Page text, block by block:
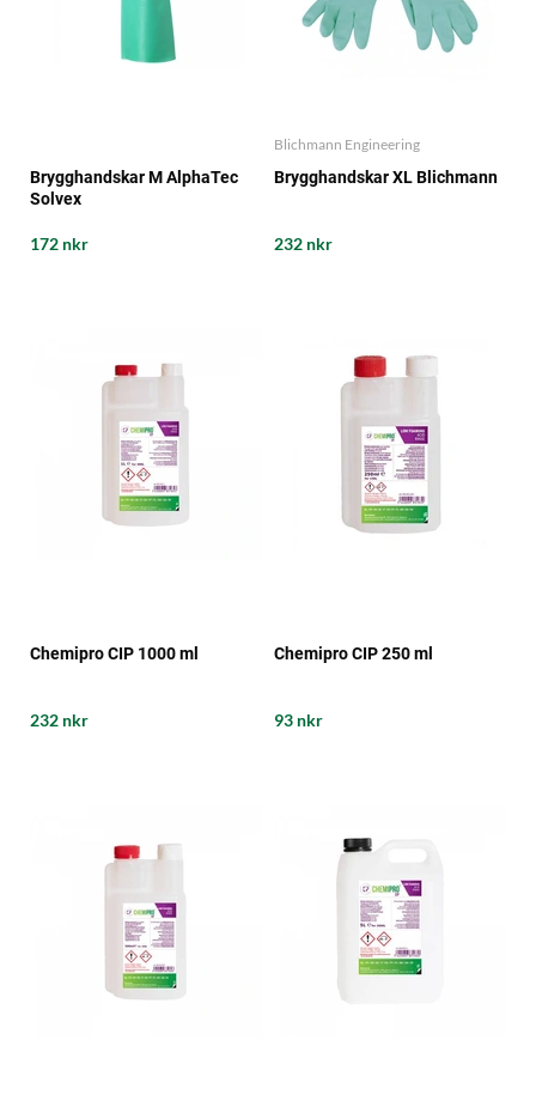
Brygghandskar M AlphaTec
Solvex
172 nkr
Blichmann Engineering
Brygghandskar XL Blichmann
232 nkr
Chemipro CIP 1000 ml
232 nkr
Chemipro CIP 250 ml
93 nkr